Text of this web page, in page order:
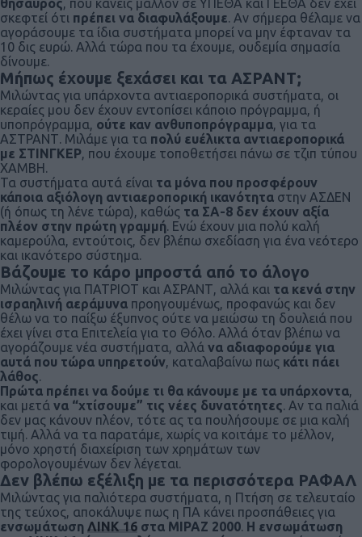
θησαυρός, που κανείς μάλλον σε ΥΠΕΘΑ και ΓΕΕΘΑ δεν έχει
σκεφτεί ότι πρέπει να διαφυλάξουμε. Αν σήμερα θέλαμε να
αγοράσουμε τα ίδια συστήματα μπορεί να μην έφταναν τα
10 δις ευρώ. Αλλά τώρα που τα έχουμε, ουδεμία σημασία
δίνουμε.
Μήπως έχουμε ξεχάσει και τα ΑΣΡΑΝΤ;
Μιλώντας για υπάρχοντα αντιαεροπορικά συστήματα, οι
κεραίες μου δεν έχουν εντοπίσει κάποιο πρόγραμμα, ή
υποπρόγραμμα, ούτε καν ανθυποπρόγραμμα, για τα
ΑΣΤΡΑΝΤ. Μιλάμε για τα πολύ ευέλικτα αντιαεροπορικά
με ΣΤΙΝΓΚΕΡ, που έχουμε τοποθετήσει πάνω σε τζιπ τύπου
ΧΑΜΒΗ.
Τα συστήματα αυτά είναι τα μόνα που προσφέρουν
κάποια αξιόλογη αντιαεροπορική ικανότητα στην ΑΣΔΕΝ
(ή όπως τη λένε τώρα), καθώς τα ΣΑ-8 δεν έχουν αξία
πλέον στην πρώτη γραμμή. Ενώ έχουν μια πολύ καλή
καμερούλα, εντούτοις, δεν βλέπω σχεδίαση για ένα νεότερο
και ικανότερο σύστημα.
Βάζουμε το κάρο μπροστά από το άλογο
Μιλώντας για ΠΑΤΡΙΟΤ και ΑΣΡΑΝΤ, αλλά και τα κενά στην
ισραηλινή αεράμυνα προηγουμένως, προφανώς και δεν
θέλω να το παίξω έξυπνος ούτε να μειώσω τη δουλειά που
έχει γίνει στα Επιτελεία για το Θόλο. Αλλά όταν βλέπω να
αγοράζουμε νέα συστήματα, αλλά να αδιαφορούμε για
αυτά που τώρα υπηρετούν, καταλαβαίνω πως κάτι πάει
λάθος.
Πρώτα πρέπει να δούμε τι θα κάνουμε με τα υπάρχοντα,
και μετά να “χτίσουμε” τις νέες δυνατότητες. Αν τα παλιά
δεν μας κάνουν πλέον, τότε ας τα πουλήσουμε σε μια καλή
τιμή. Αλλά να τα παρατάμε, χωρίς να κοιτάμε το μέλλον,
μόνο χρηστή διαχείριση των χρημάτων των
φορολογουμένων δεν λέγεται.
Δεν βλέπω εξέλιξη με τα περισσότερα ΡΑΦΑΛ
Μιλώντας για παλιότερα συστήματα, η Πτήση σε τελευταίο
της τεύχος, αποκάλυψε πως η ΠΑ κάνει προσπάθειες για
ενσωμάτωση ΛΙΝΚ 16 στα ΜΙΡΑΖ 2000. Η ενσωμάτωση